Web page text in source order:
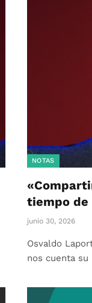
NOTAS
tiempo de
junio 30, 2026
Osvaldo
nos cuenta